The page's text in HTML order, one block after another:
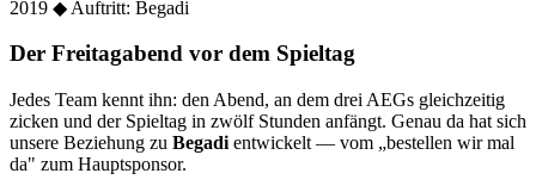
2019 ◆ Auftritt: Begadi
Der Freitagabend vor dem Spieltag
Jedes Team kennt ihn: den Abend, an dem drei AEGs gleichzeitig
zicken und der Spieltag in zwölf Stunden anfängt. Genau da hat sich
unsere Beziehung zu Begadi entwickelt — vom „bestellen wir mal
da" zum Hauptsponsor.